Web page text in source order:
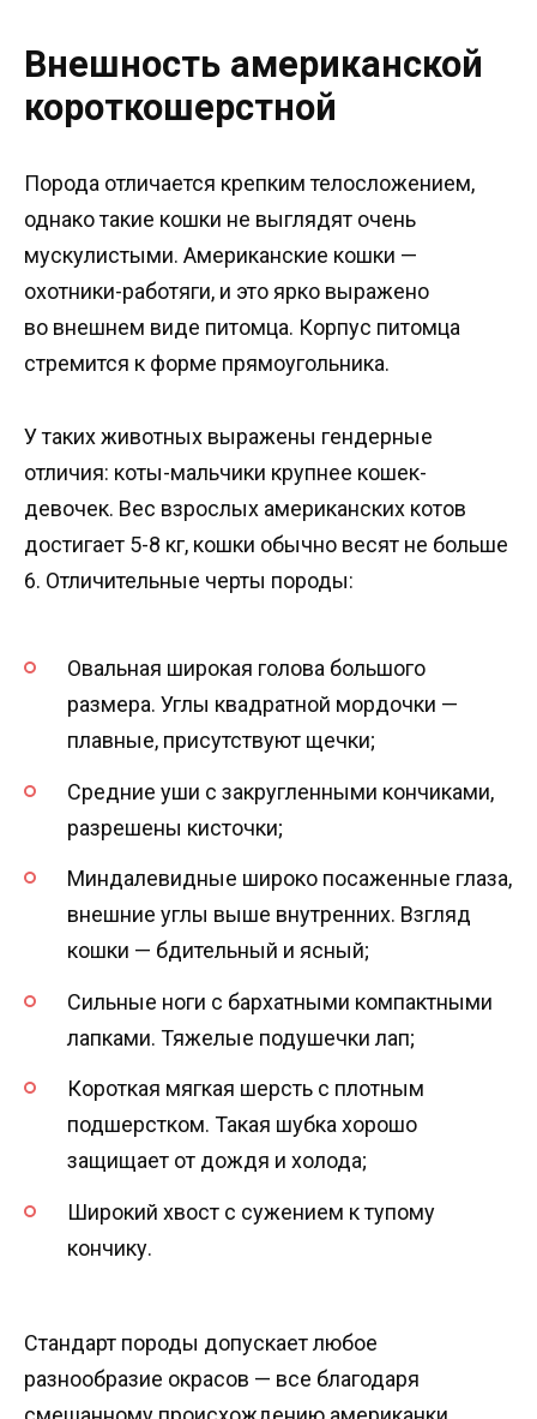
Внешность американской
короткошерстной
Порода отличается крепким телосложением,
однако такие кошки не выглядят очень
мускулистыми. Американские кошки —
охотники-работяги, и это ярко выражено
во внешнем виде питомца. Корпус питомца
стремится к форме прямоугольника.
У таких животных выражены гендерные
отличия: коты-мальчики крупнее кошек-
девочек. Вес взрослых американских котов
достигает 5-8 кг, кошки обычно весят не больше
6. Отличительные черты породы:
Овальная широкая голова большого
размера. Углы квадратной мордочки —
плавные, присутствуют щечки;
Средние уши с закругленными кончиками,
разрешены кисточки;
Миндалевидные широко посаженные глаза,
внешние углы выше внутренних. Взгляд
кошки — бдительный и ясный;
Сильные ноги с бархатными компактными
лапками. Тяжелые подушечки лап;
Короткая мягкая шерсть с плотным
подшерстком. Такая шубка хорошо
защищает от дождя и холода;
Широкий хвост с сужением к тупому
кончику.
Стандарт породы допускает любое
разнообразие окрасов — все благодаря